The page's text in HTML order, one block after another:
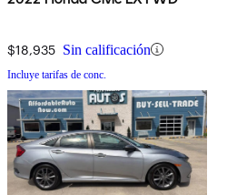
$18,935 Sin calificación
Incluye tarifas de conc.